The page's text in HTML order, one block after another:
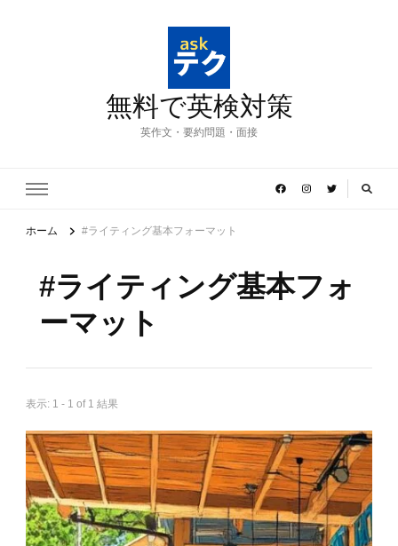
無料で英検対策
英作文・要約問題・面接
ホーム #ライティング基本フォーマット
#ライティング基本フォ
ーマット
表示: 1 - 1 of 1 結果